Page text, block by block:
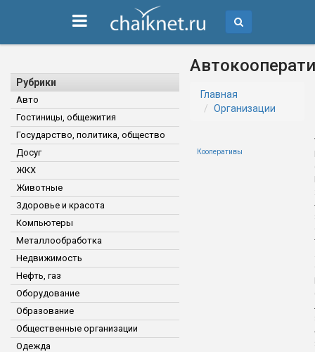
Рубрики
Авто
Гостиницы, общежития
Государство, политика, общество
Досуг
ЖКХ
Животные
Здоровье и красота
Компьютеры
Металлообработка
Недвижимость
Нефть, газ
Оборудование
Образование
Общественные организации
Одежда
Главная
Организации
Кооперативы